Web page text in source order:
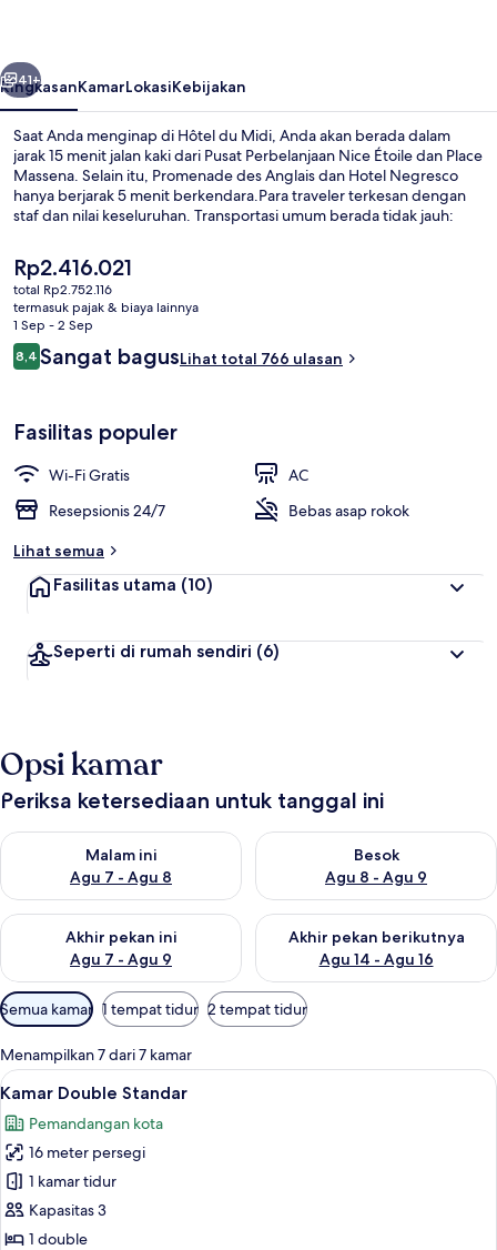
Berikutnya
41+
RingkasanKamarLokasiKebijakan
Saat Anda menginap di Hôtel du Midi, Anda akan berada dalam
jarak 15 menit jalan kaki dari Pusat Perbelanjaan Nice Étoile dan Place
Massena. Selain itu, Promenade des Anglais dan Hotel Negresco
hanya berjarak 5 menit berkendara.Para traveler terkesan dengan
staf dan nilai keseluruhan. Transportasi umum berada tidak jauh:
Tramway berjarak 6 menit.
Harga
saat
ini
Rp2.416.021
Rp2.416.021
total Rp2.752.116
termasuk pajak & biaya lainnya
1 Sep - 2 Sep
Ulasan
8,48,4 dari 10
Sangat bagusLihat total 766 ulasan
Fasilitas populer
Wi-Fi Gratis
AC
Resepsionis 24/7
Bebas asap rokok
Lihat semua
Fasilitas utama (10)
Seperti di rumah sendiri (6)
Opsi kamar
Periksa ketersediaan untuk tanggal ini
Malam ini
Agu 7 - Agu 8
Periksa ketersediaan untuk malam ini Agu 7 - Agu 8
Besok
Agu 8 - Agu 9
Periksa ketersediaan untuk
Akhir pekan ini
Agu 7 - Agu 9
Periksa ketersediaan untuk akhir pekan ini Agu 7 - Agu 9
Akhir pekan berikutnya
Agu 14 - Agu 16
Periksa ketersediaan untuk
Filter
tersedia
untuk
kamar
Semua kamar 1 tempat tidur 2 tempat tidur
Menampilkan 7 dari 7 kamar
Lihat
semua
foto
untuk
Kamar
Double
Standar
Kamar Double Standar | Minibar,
13
Kamar Double Standar
Pemandangan kota
16 meter persegi
1 kamar tidur
Kapasitas 3
1 double